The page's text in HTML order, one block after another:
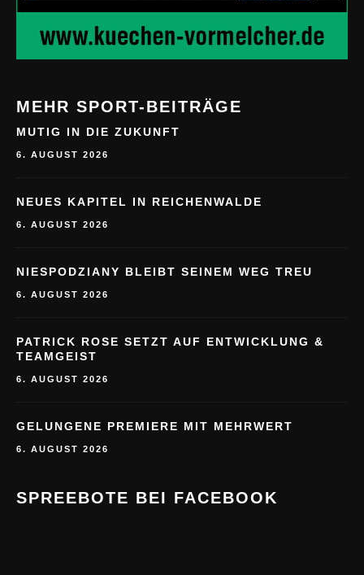
MEHR SPORT-BEITRÄGE
MUTIG IN DIE ZUKUNFT
6. AUGUST 2026
NEUES KAPITEL IN REICHENWALDE
6. AUGUST 2026
NIESPODZIANY BLEIBT SEINEM WEG TREU
6. AUGUST 2026
PATRICK ROSE SETZT AUF ENTWICKLUNG &
TEAMGEIST
6. AUGUST 2026
GELUNGENE PREMIERE MIT MEHRWERT
6. AUGUST 2026
SPREEBOTE BEI FACEBOOK